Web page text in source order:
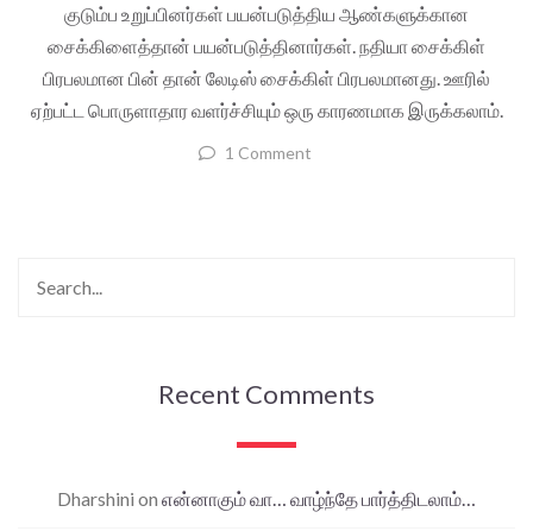
குடும்ப உறுப்பினர்கள் பயன்படுத்திய ஆண்களுக்கான
சைக்கிளைத்தான் பயன்படுத்தினார்கள். நதியா சைக்கிள்
பிரபலமான பின் தான் லேடிஸ் சைக்கிள் பிரபலமானது. ஊரில்
ஏற்பட்ட பொருளாதார வளர்ச்சியும் ஒரு காரணமாக இருக்கலாம்.
1 Comment
Recent Comments
Dharshini on என்னாகும் வா… வாழ்ந்தே பார்த்திடலாம்…